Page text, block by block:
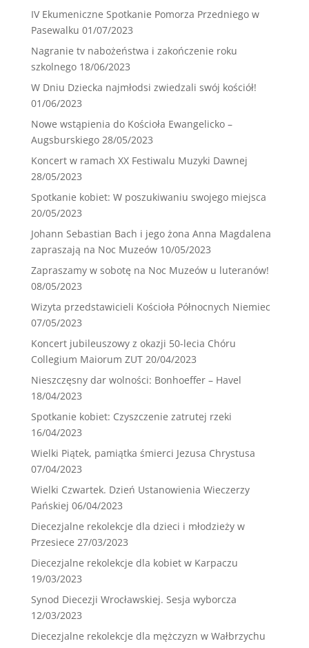
IV Ekumeniczne Spotkanie Pomorza Przedniego w
Pasewalku 01/07/2023
Nagranie tv nabożeństwa i zakończenie roku
szkolnego 18/06/2023
W Dniu Dziecka najmłodsi zwiedzali swój kościół!
01/06/2023
Nowe wstąpienia do Kościoła Ewangelicko –
Augsburskiego 28/05/2023
Koncert w ramach XX Festiwalu Muzyki Dawnej
28/05/2023
Spotkanie kobiet: W poszukiwaniu swojego miejsca
20/05/2023
Johann Sebastian Bach i jego żona Anna Magdalena
zapraszają na Noc Muzeów 10/05/2023
Zapraszamy w sobotę na Noc Muzeów u luteranów!
08/05/2023
Wizyta przedstawicieli Kościoła Północnych Niemiec
07/05/2023
Koncert jubileuszowy z okazji 50-lecia Chóru
Collegium Maiorum ZUT 20/04/2023
Nieszczęsny dar wolności: Bonhoeffer – Havel
18/04/2023
Spotkanie kobiet: Czyszczenie zatrutej rzeki
16/04/2023
Wielki Piątek, pamiątka śmierci Jezusa Chrystusa
07/04/2023
Wielki Czwartek. Dzień Ustanowienia Wieczerzy
Pańskiej 06/04/2023
Diecezjalne rekolekcje dla dzieci i młodzieży w
Przesiece 27/03/2023
Diecezjalne rekolekcje dla kobiet w Karpaczu
19/03/2023
Synod Diecezji Wrocławskiej. Sesja wyborcza
12/03/2023
Diecezjalne rekolekcje dla mężczyzn w Wałbrzychu